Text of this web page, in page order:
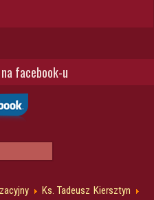
facebook-u
Ks. Tadeusz Kiersztyn